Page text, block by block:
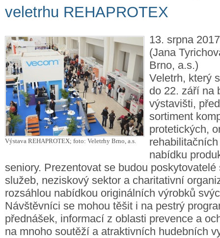
veletrhu REHAPROTEX
Výstava REHAPROTEX; foto: Veletrhy Brno, a.s.
13. srpna
(Jana
Brno, a.s.)
Veletrh, který
do 22. září na
výstavišti,
sortiment
protetických,
nabídku
seniory. Prezentovat se budou
služeb, neziskový sektor a charitativní
rozsáhlou nabídkou originálních výrobků
Návštěvníci se mohou těšit i na pestrý
přednášek, informací z oblasti prevence a
na mnoho soutěží a atraktivních hudebních